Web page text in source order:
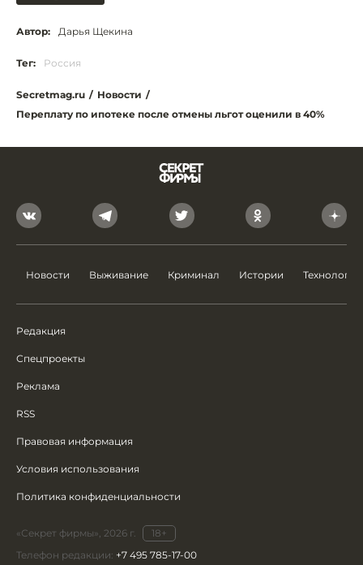
Автор: Дарья Щекина
Тег: Россия
Secretmag.ru / Новости /
Переплату по ипотеке после отмены льгот оценили в 40%
Новости Выживание Криминал Истории Технологии
Редакция
Спецпроекты
Реклама
RSS
Правовая информация
Условия использования
Политика конфиденциальности
«Секрет фирмы», 2026 г.
18+
Телефон редакции: +7 495 785-17-00